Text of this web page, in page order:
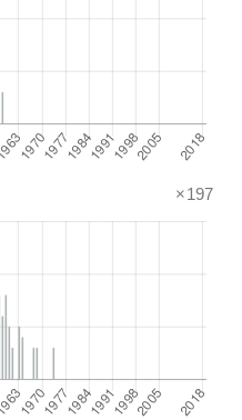
×197